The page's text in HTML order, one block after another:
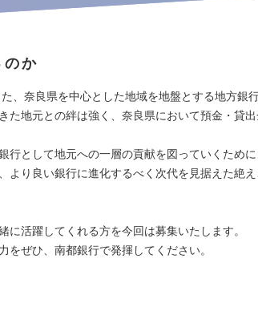
か
、奈良県を中心とした地域を地盤とする地方銀行
た地元との絆は強く、奈良県において預金・貸
行として地元への一層の貢献を図っていくため
より良い銀行に進化するべく次代を見据えた絶
に活躍してくれる方を今回は募集いたします。
をぜひ、南都銀行で発揮してください。